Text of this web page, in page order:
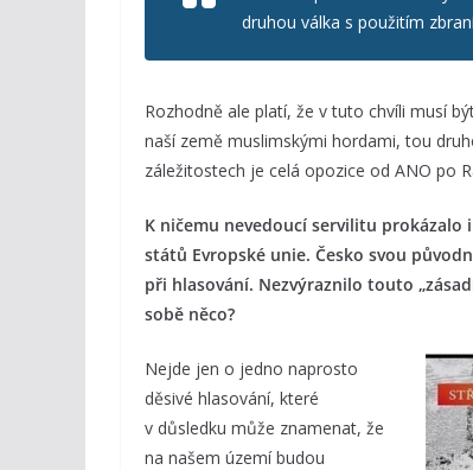
druhou válka s použitím
Rozhodně ale platí, že v tuto chvíli musí
naší země muslimskými hordami, tou
záležitostech je celá opozice od ANO po
K ničemu nevedoucí servilitu
států Evropské unie. Česko svou
při hlasování. Nezvýraznilo touto
sobě něco?
Nejde jen o jedno naprosto
děsivé hlasování, které
v důsledku může znamenat, že
na našem území budou